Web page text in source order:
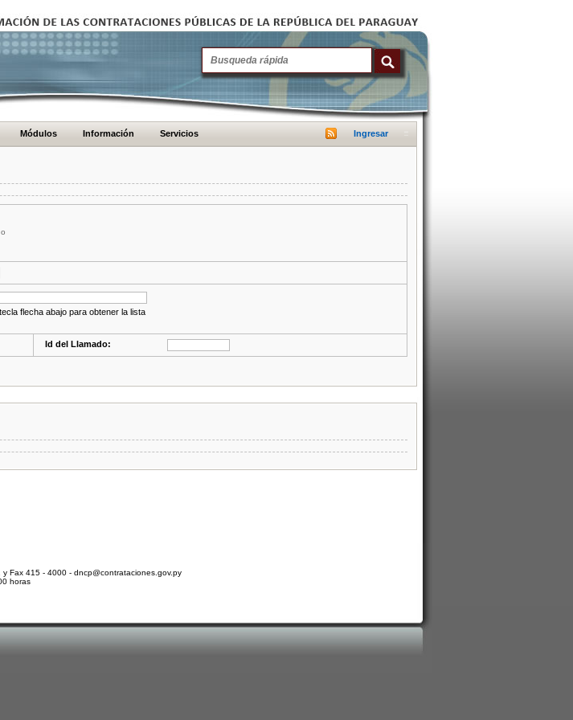
Módulos Información Servicios Ingresar
flecha abajo para obtener la lista
Id del Llamado:
Fax 415 - 4000 - dncp@contrataciones.gov.py
horas